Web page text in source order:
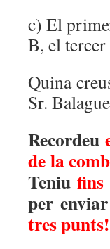
c) El
B, el
Quina
Sr.
Recordeu
de la
Teniufins
per
tres punts!